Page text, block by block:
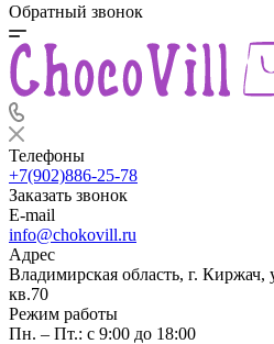
Обратный звонок
Телефоны
+7(902)886-25-78
Заказать звонок
E-mail
info@chokovill.ru
Адрес
Владимирская область, г. Киржач,
кв.70
Режим работы
Пн. – Пт.: с 9:00 до 18:00